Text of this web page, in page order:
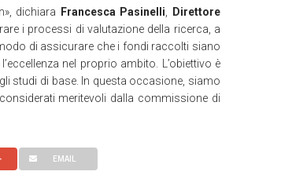
dichiara Francesca Pasinelli
Direttore
i processi di valutazione della ricerca, a
di assicurare che i fondi raccolti siano
nel proprio ambito. L’obiettivo è
studi di base. In questa occasione, siamo
meritevoli dalla commissione di
EMAIL